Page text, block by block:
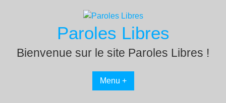
Paroles Libres
Bienvenue sur le site Paroles Libres !
Menu +